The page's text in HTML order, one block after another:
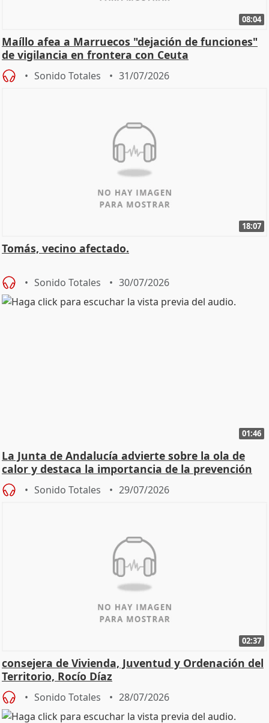
08:04
Maíllo afea a Marruecos "dejación de funciones"
de vigilancia en frontera con Ceuta
Sonido Totales 31/07/2026
18:07
Tomás, vecino afectado.
Sonido Totales 30/07/2026
01:46
La Junta de Andalucía advierte sobre la ola de
calor y destaca la importancia de la prevención
Sonido Totales 29/07/2026
02:37
consejera de Vivienda, Juventud y Ordenación del
Territorio, Rocío Díaz
Sonido Totales 28/07/2026